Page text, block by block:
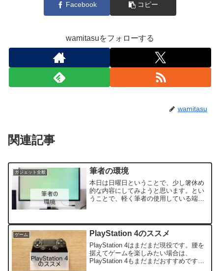
Facebook コピー
wamitasuをフォローする
wamitasu
関連記事
ガジェット全般 筆者の環境
本日は日曜日ということで、少し箸休め
的な内容にしてみようと思います。とい
うことで、軽く筆者の使用している端末
マシンは、パソコン工房さんのデスクト
ップ「LEVEL-∞」で...
ゲーム PlayStation 4のススメ
PlayStation 4はまだまだ現役です。腰を
据えてゲームを楽しみたい場合は、
PlayStation 4もまだまだおすすめです